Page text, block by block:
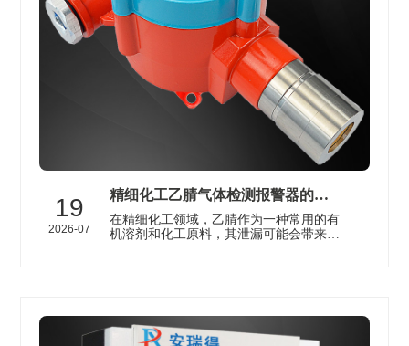
19
2026-07
精细化工乙腈气体检测报警器的工作原理与应用场景科普
在精细化工领域，乙腈作为一种常用的有
机溶剂和化工原料，其泄漏可能会带来严